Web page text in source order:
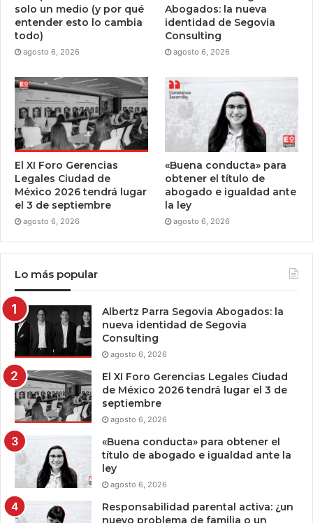
solo un medio (y por qué
entender esto lo cambia
todo)
agosto 6, 2026
Abogados: la nueva
identidad de Segovia
Consulting
agosto 6, 2026
El XI Foro Gerencias
Legales Ciudad de
México 2026 tendrá lugar
el 3 de septiembre
agosto 6, 2026
«Buena conducta» para
obtener el título de
abogado e igualdad ante
la ley
agosto 6, 2026
Lo más popular
Albertz Parra Segovia Abogados: la
nueva identidad de Segovia
Consulting
agosto 6, 2026
El XI Foro Gerencias Legales Ciudad
de México 2026 tendrá lugar el 3 de
septiembre
agosto 6, 2026
«Buena conducta» para obtener el
título de abogado e igualdad ante la
ley
agosto 6, 2026
Responsabilidad parental activa: ¿un
nuevo problema de familia o un